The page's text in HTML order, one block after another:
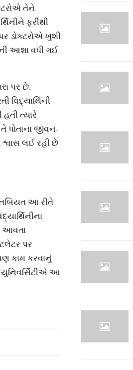
તેને
ફરીથી
ડોક્ટરોએ ખુશી
આશા વધી ગઈ
પર છે.
ત્યારે
જીવન-
લઈ રહી છે
તબિયત આ રીતે
આવતા
પર
કામ કરવાનું
આ